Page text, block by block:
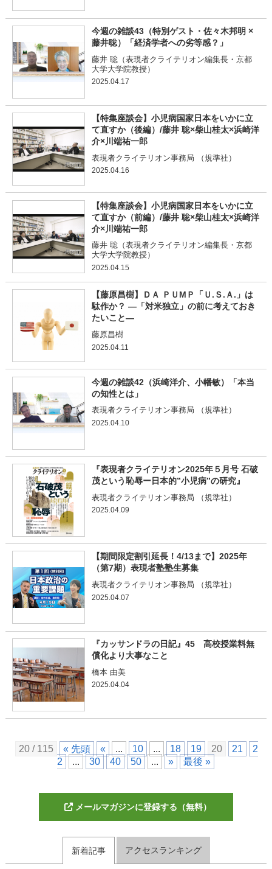
今週の雑談43（特別ゲスト・佐々木邦明 ×
藤井聡）「経済学者への劣等感？」
藤井 聡（表現者クライテリオン編集長・京都
大学大学院教授）
2025.04.17
【特集座談会】小児病国家日本をいかに立
て直すか（後編）/藤井 聡×柴山桂太×浜崎洋
介×川端祐一郎
表現者クライテリオン事務局 （規準社）
2025.04.16
【特集座談会】小児病国家日本をいかに立
て直すか（前編）/藤井 聡×柴山桂太×浜崎洋
介×川端祐一郎
藤井 聡（表現者クライテリオン編集長・京都
大学大学院教授）
2025.04.15
【藤原昌樹】ＤＡ ＰＵМＰ「Ｕ.Ｓ.Ａ.」は
駄作か？ ―「対米独立」の前に考えておき
たいこと―
藤原昌樹
2025.04.11
今週の雑談42（浜崎洋介、小幡敏）「本当
の知性とは」
表現者クライテリオン事務局 （規準社）
2025.04.10
『表現者クライテリオン2025年５月号 石破
茂という恥辱ー日本的”小児病”の研究』
表現者クライテリオン事務局 （規準社）
2025.04.09
【期間限定割引延長！4/13まで】2025年
（第7期）表現者塾塾生募集
表現者クライテリオン事務局 （規準社）
2025.04.07
『カッサンドラの日記』45 高校授業料無
償化より大事なこと
橋本 由美
2025.04.04
20 / 115 « 先頭 « ... 10 ... 18 19 20 21
2
2
... 30 40 50 ... » 最後 »
メールマガジンに登録する（無料）
新着記事 アクセスランキング